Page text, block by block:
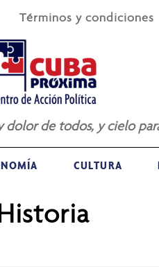
Términos y condiciones
dolor de todos, y cielo
CULTURA